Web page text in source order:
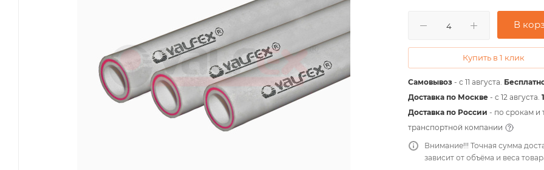
В
Купить в 1 клик
Самовывоз - с 11 августа.
Доставка по Москве - c 12 августа.
Доставка по России - по срокам и
транспортной компании
Внимание!!! Точная сумма
зависит от объёма и веса